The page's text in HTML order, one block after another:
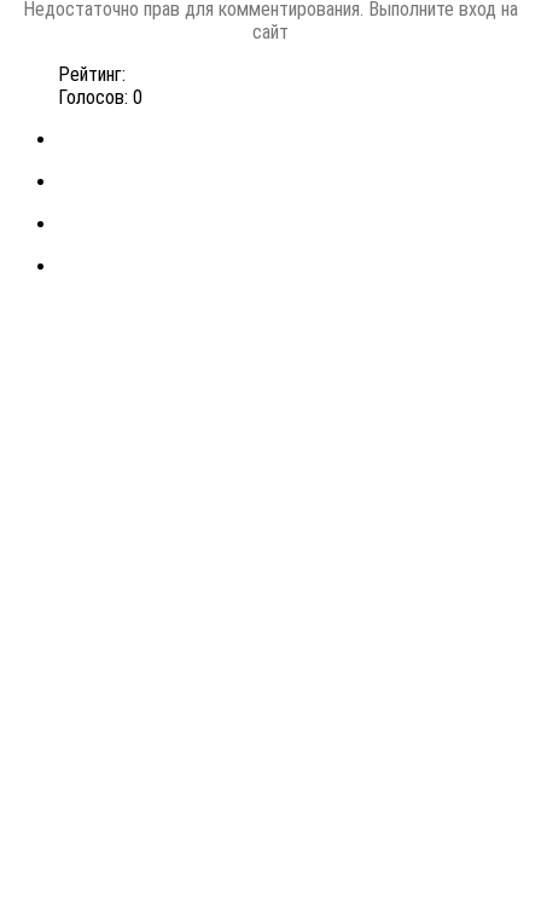
Недостаточно прав для комментирования. Выполните вход на
сайт
Рейтинг:
Голосов: 0